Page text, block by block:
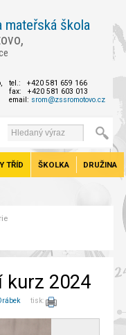
mateřská škola
tel.: +420 581 659 166
fax: +420 581 603 013
email: srom@zssromotovo.cz
TŘÍD ŠKOLKA DRUŽINA
kurz 2024
tisk: